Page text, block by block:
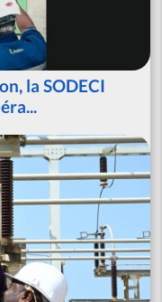
la SODECI